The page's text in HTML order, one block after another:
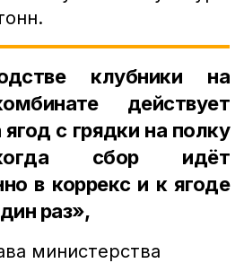
клубники на
действует
с грядки на полку
сбор идёт
в коррекс и к ягоде
раз»,
министерства